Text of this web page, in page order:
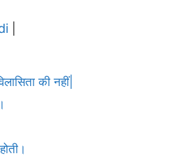
की नहीं|